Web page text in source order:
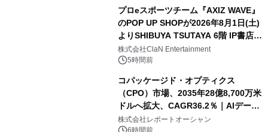
プロeスポーツチーム『AXIZ WAVE』
のPOP UP SHOPが2026年8月1日(土)
よりSHIBUYA TSUTAYA 6階 IP書店で
開催決定！！
株式会社ClaN Entertainment
5時間前
コパッケージド・オプティクス
（CPO）市場、2035年28億8,700万米
ドルへ拡大、CAGR36.2％｜AIデータ
センター・高速光通信需要が成長を加
株式会社レポートオーシャン